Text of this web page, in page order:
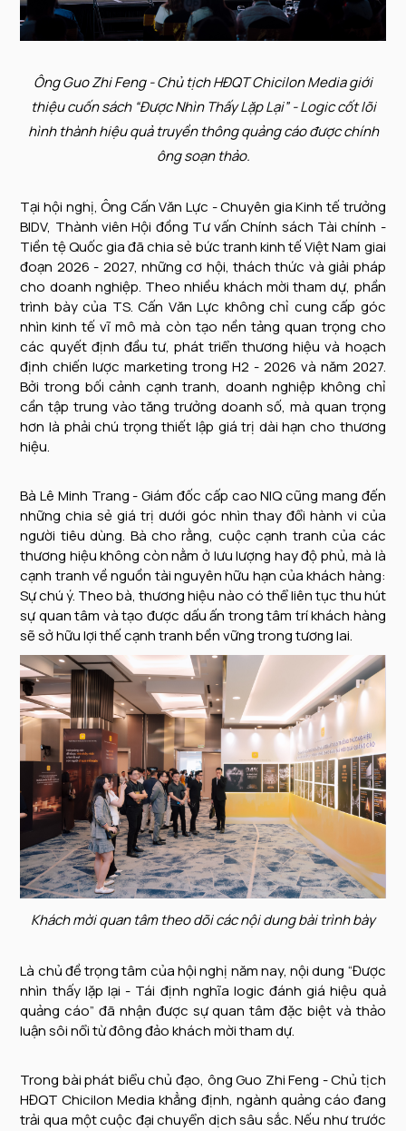
Ông Guo Zhi Feng - Chủ tịch HĐQT Chicilon Media giới
thiệu cuốn sách “Được Nhìn Thấy Lặp Lại” - Logic cốt lõi
hình thành hiệu quả truyền thông quảng cáo được chính
ông soạn thảo.
Tại hội nghị, Ông Cấn Văn Lực - Chuyên gia Kinh tế trưởng
BIDV, Thành viên Hội đồng Tư vấn Chính sách Tài chính -
Tiền tệ Quốc gia đã chia sẻ bức tranh kinh tế Việt Nam giai
đoạn 2026 - 2027, những cơ hội, thách thức và giải pháp
cho doanh nghiệp. Theo nhiều khách mời tham dự, phần
trình bày của TS. Cấn Văn Lực không chỉ cung cấp góc
nhìn kinh tế vĩ mô mà còn tạo nền tảng quan trọng cho
các quyết định đầu tư, phát triển thương hiệu và hoạch
định chiến lược marketing trong H2 - 2026 và năm 2027.
Bởi trong bối cảnh cạnh tranh, doanh nghiệp không chỉ
cần tập trung vào tăng trưởng doanh số, mà quan trọng
hơn là phải chú trọng thiết lập giá trị dài hạn cho thương
hiệu.
Bà Lê Minh Trang - Giám đốc cấp cao NIQ cũng mang đến
những chia sẻ giá trị dưới góc nhìn thay đổi hành vi của
người tiêu dùng. Bà cho rằng, cuộc cạnh tranh của các
thương hiệu không còn nằm ở lưu lượng hay độ phủ, mà là
cạnh tranh về nguồn tài nguyên hữu hạn của khách hàng:
Sự chú ý. Theo bà, thương hiệu nào có thể liên tục thu hút
sự quan tâm và tạo được dấu ấn trong tâm trí khách hàng
sẽ sở hữu lợi thế cạnh tranh bền vững trong tương lai.
Khách mời quan tâm theo dõi các nội dung bài trình bày
Là chủ đề trọng tâm của hội nghị năm nay, nội dung “Được
nhìn thấy lặp lại - Tái định nghĩa logic đánh giá hiệu quả
quảng cáo” đã nhận được sự quan tâm đặc biệt và thảo
luận sôi nổi từ đông đảo khách mời tham dự.
Trong bài phát biểu chủ đạo, ông Guo Zhi Feng - Chủ tịch
HĐQT Chicilon Media khẳng định, ngành quảng cáo đang
trải qua một cuộc đại chuyển dịch sâu sắc. Nếu như trước